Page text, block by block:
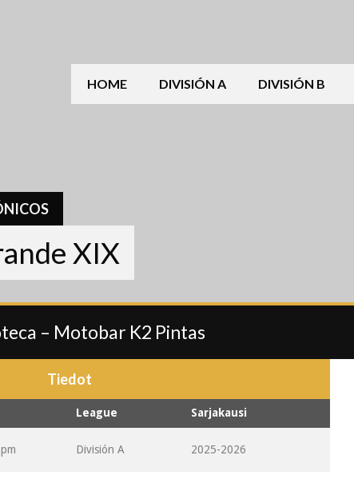
HOME DIVISIÓN A DIVISIÓN B
XIX
– Motobar K2 Pintas
Tiedot
League Sarjakausi
División A 2025-2026